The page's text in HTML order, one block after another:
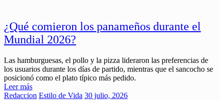
¿Qué comieron los panameños durante el
Mundial 2026?
Las hamburguesas, el pollo y la pizza lideraron las preferencias de
los usuarios durante los días de partido, mientras que el sancocho se
posicionó como el plato típico más pedido.
Leer más
Redaccion Estilo de Vida 30 julio, 2026